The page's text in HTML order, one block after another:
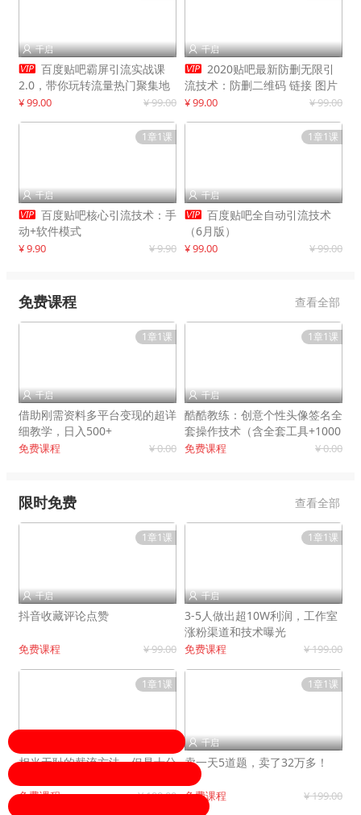
 千启
 百度贴吧霸屏引流实战课
2.0，带你玩转流量热门聚集地
¥ 99.00 ¥ 99.00
 千启
 2020贴吧最新防删无限引
流技术：防删二维码 链接 图片
制作
¥ 99.00 ¥ 99.00
1章1课
 千启
 百度贴吧核心引流技术：手
动+软件模式
¥ 9.90 ¥ 9.90
1章1课
 千启
 百度贴吧全自动引流技术
（6月版）
¥ 99.00 ¥ 99.00
免费课程 查看全部
1章1课
 千启
借助刚需资料多平台变现的超详
细教学，日入500+
免费课程 ¥ 0.00
1章1课
 千启
酷酷教练：创意个性头像签名全
套操作技术（含全套工具+1000
套模板）
免费课程 ¥ 0.00
限时免费 查看全部
1章1课
 千启
抖音收藏评论点赞
免费课程 ¥ 99.00
1章1课
 千启
3-5人做出超10W利润，工作室
涨粉渠道和技术曝光
免费课程 ¥ 199.00
1章1课
相当无耻的截流方法，但是十分
免费课程 ¥ 199.00
1章1课
 千启
卖一天5道题，卖了32万多！
免费课程 ¥ 199.00